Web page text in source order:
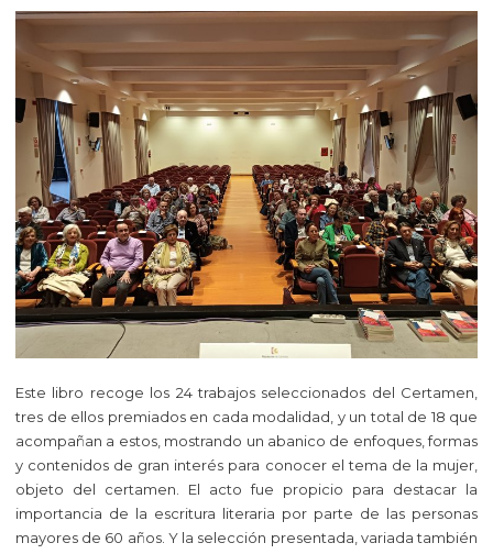
Este libro recoge los 24 trabajos seleccionados del Certamen,
tres de ellos premiados en cada modalidad, y un total de 18 que
acompañan a estos, mostrando un abanico de enfoques, formas
y contenidos de gran interés para conocer el tema de la mujer,
objeto del certamen. El acto fue propicio para destacar la
importancia de la escritura literaria por parte de las personas
mayores de 60 años. Y la selección presentada, variada también